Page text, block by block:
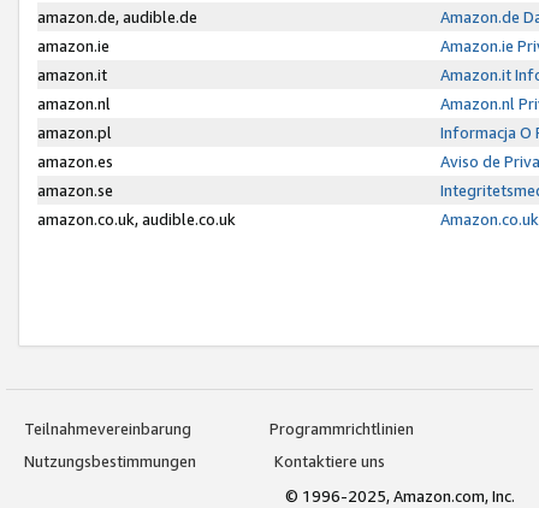
amazon.de, audible.de
Amazon.de
amazon.ie
Amazon.ie
amazon.it
Amazon.it
amazon.nl
Amazon.nl
amazon.pl
Informacja O
amazon.es
Aviso de
amazon.se
amazon.co.uk, audible.co.uk
Teilnahmevereinbarung
Programmrichtlinien
Nutzungsbestimmungen
Kontaktiere uns
© 1996-2025, Amazon.com, Inc.